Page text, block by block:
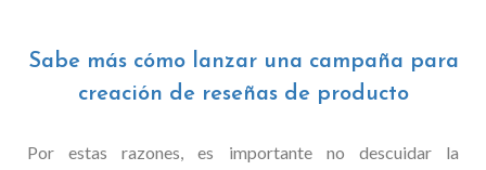
Sabe más cómo lanzar una campaña para
creación de reseñas de producto
Por estas razones, es importante no descuidar la